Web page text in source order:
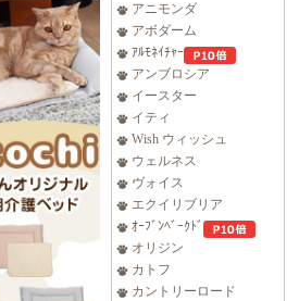
アニモンダ
アボダーム
ｱﾙﾓﾈｲﾁｬｰ
アンブロシア
イースター
イティ
Wish ウィッシュ
ウェルネス
ヴォイス
エクイリブリア
ｵｰﾌﾞﾝﾍﾞｰｸﾄﾞ
オリジン
カトフ
カントリーロード